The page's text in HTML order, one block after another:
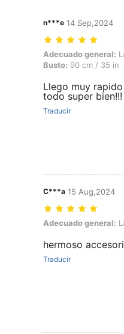
n***e 14 Sep,2024
Adecuado general: La
Adecuado general:
Busto: 90 cm / 35 in
Llego muy
todo super bien!!!
Traducir
C***a 15 Aug,2024
Adecuado general: La
Adecuado general:
hermoso
Traducir